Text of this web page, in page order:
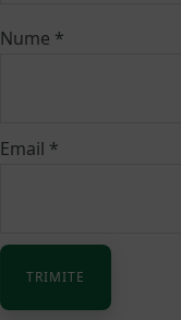
Nume *
Email *